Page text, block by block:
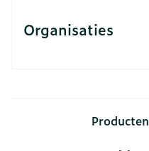
Organisaties
Producten